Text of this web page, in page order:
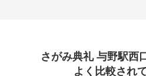
さがみ典礼 与野駅西
よく比較され